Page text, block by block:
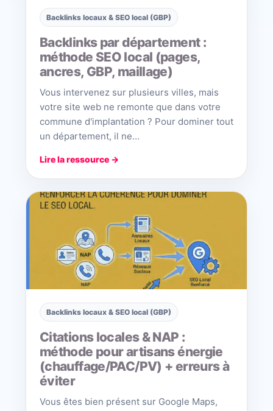
Backlinks locaux & SEO local (GBP)
Backlinks par département :
méthode SEO local (pages,
ancres, GBP, maillage)
Vous intervenez sur plusieurs villes, mais
votre site web ne remonte que dans votre
commune d'implantation ? Pour dominer tout
un département, il ne…
Lire la ressource →
Backlinks locaux & SEO local (GBP)
Citations locales & NAP :
méthode pour artisans énergie
(chauffage/PAC/PV) + erreurs à
éviter
Vous êtes bien présent sur Google Maps,